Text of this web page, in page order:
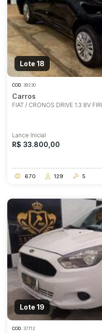
Lote 18
COD. 39230
Carros
FIAT / CRONOS DRIVE 1.3 8V
Lance Inicial
R$ 33.800,00
670 129 5
Lote 19
COD. 37712